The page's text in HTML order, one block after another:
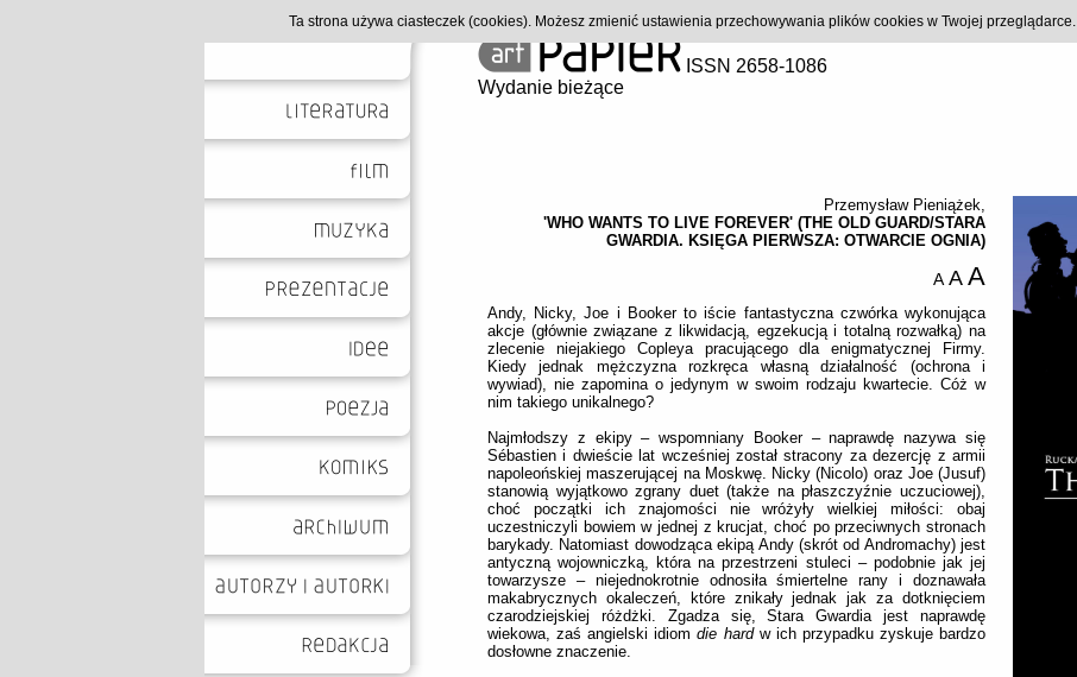
ISSN 2658-1086
Wydanie bieżące
Przemysław Pieniążek,
'WHO WANTS TO LIVE FOREVER' (THE OLD GUARD/STARA
GWARDIA. KSIĘGA PIERWSZA: OTWARCIE OGNIA)
A A A
Andy, Nicky, Joe i Booker to iście fantastyczna czwórka wykonująca
akcje (głównie związane z likwidacją, egzekucją i totalną rozwałką) na
zlecenie niejakiego Copleya pracującego dla enigmatycznej Firmy.
Kiedy jednak mężczyzna rozkręca własną działalność (ochrona i
wywiad), nie zapomina o jedynym w swoim rodzaju kwartecie. Cóż w
nim takiego unikalnego?
Najmłodszy z ekipy – wspomniany Booker – naprawdę nazywa się
Sébastien i dwieście lat wcześniej został stracony za dezercję z armii
napoleońskiej maszerującej na Moskwę. Nicky (Nicolo) oraz Joe (Jusuf)
stanowią wyjątkowo zgrany duet (także na płaszczyźnie uczuciowej),
choć początki ich znajomości nie wróżyły wielkiej miłości: obaj
uczestniczyli bowiem w jednej z krucjat, choć po przeciwnych stronach
barykady. Natomiast dowodząca ekipą Andy (skrót od Andromachy) jest
antyczną wojowniczką, która na przestrzeni stuleci – podobnie jak jej
towarzysze – niejednokrotnie odnosiła śmiertelne rany i doznawała
makabrycznych okaleczeń, które znikały jednak jak za dotknięciem
czarodziejskiej różdżki. Zgadza się, Stara Gwardia jest naprawdę
wiekowa, zaś angielski idiomdie hardw ich przypadku zyskuje bardzo
dosłowne znaczenie.
Ta strona używa ciasteczek (cookies). Możesz zmienić ustawienia przechowywania plików cookies w Twojej przeglądarce.